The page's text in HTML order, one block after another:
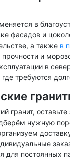
в
фасадов и
а также в
и
в
требуются
гранит, оставьте
нужную
для постоянных